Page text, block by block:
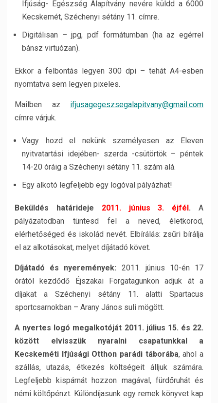
Ifjúság- Egészség Alapítvány nevére küldd a 6000
Kecskemét, Széchenyi sétány 11. címre.
Digitálisan – jpg, pdf formátumban (ha az egérrel
bánsz virtuózan).
Ekkor a felbontás legyen 300 dpi – tehát A4-esben
nyomtatva sem legyen pixeles.
Mailben az ifjusagegeszsegalapitvany@gmail.com
címre várjuk.
Vagy hozd el nekünk személyesen az Eleven
nyitvatartási idejében- szerda -csütörtök – péntek
14-20 óráig a Széchenyi sétány 11. szám alá.
Egy alkotó legfeljebb egy logóval pályázhat!
Beküldés határideje 2011. június 3. éjfél. A
pályázatodban tüntesd fel a neved, életkorod,
elérhetőséged és iskolád nevét. Elbírálás: zsűri bírálja
el az alkotásokat, melyet díjátadó követ.
Díjátadó és nyeremények: 2011. június 10-én 17
órától kezdődő Éjszakai Forgatagunkon adjuk át a
díjakat a Széchenyi sétány 11. alatti Spartacus
sportcsarnokban – Arany János suli mögött.
A nyertes logó megalkotóját 2011. július 15. és 22.
között elvisszük nyaralni csapatunkkal a
Kecskeméti Ifjúsági Otthon parádi táborába, ahol a
szállás, utazás, étkezés költségeit álljuk számára.
Legfeljebb kispárnát hozzon magával, fürdőruhát és
némi költőpénzt. Különdíjasunk egy remek könyvet kap